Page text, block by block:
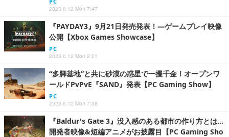
2023.6.12 Mon 7:47
『PAYDAY3』9月21日発売発表！―ゲームプレイ映像
公開【Xbox Games Showcase】
PC
2023.6.12 Mon 2:21
“多脚基地”と共に砂漠の惑星で一攫千金！オープンワ
ールドPvPvE『SAND』発表【PC Gaming Show】
PC
2023.6.12 Mon 7:38
『Baldur's Gate 3』没入感のある都市の作り方とは…
開発者映像&短編アニメがお披露目【PC Gaming Sho